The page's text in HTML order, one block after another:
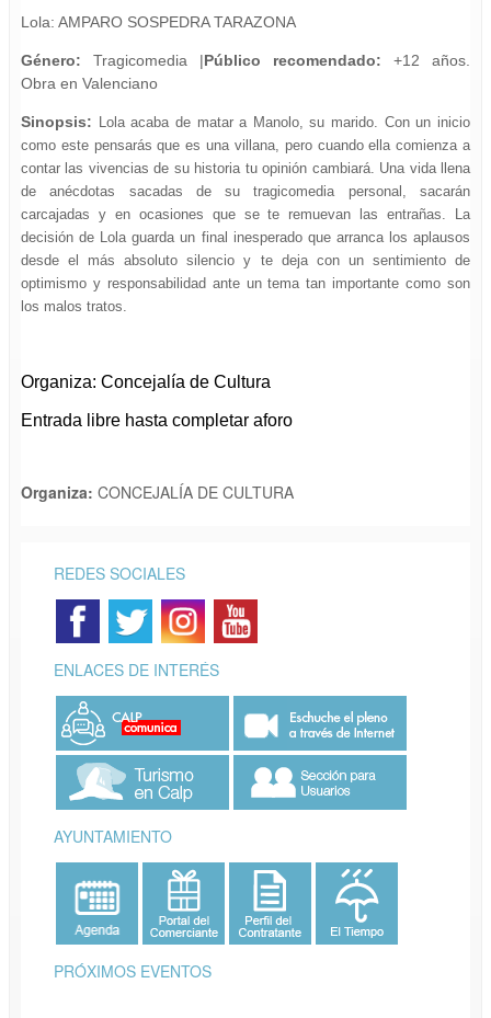
Lola: AMPARO SOSPEDRA TARAZONA
Género: Tragicomedia |Público recomendado: +1 2 años.
Obra en Valenciano
Sinopsis: Lola acaba de matar a Manolo, su marido. Con un inicio
como este pensarás que es una villana, pero cuando ella comienza a
contar las vivencias de su historia tu opinión cambiará. Una vida llena
de anécdotas sacadas de su tragicomedia personal, sacarán
carcajadas y en ocasiones que se te remuevan las entrañas.
La
decisión de Lola guarda un final inesperado que arranca los aplausos
desde el más absoluto silencio y te deja con un sentimiento de
optimismo y responsabilidad ante un tema tan importante como son
los malos tratos.
Organiza: Concejalía de Cultura
Entrada libre hasta completar aforo
Organiza: CONCEJALÍA DE CULTURA
REDES SOCIALES
ENLACES DE INTERÉS
AYUNTAMIENTO
PRÓXIMOS EVENTOS